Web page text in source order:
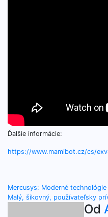
Ďalšie informácie:
https://www.mamibot.cz/cs/
Navigácia
Mercusys: Moderné
Malý, šikovný, používateľsky
Od